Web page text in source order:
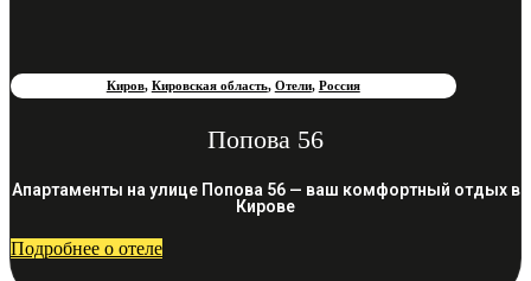
Киров, Кировская область, Отели, Россия
Попова 56
Апартаменты на улице Попова 56 — ваш комфортный отдых в
Кирове
Подробнее о отеле